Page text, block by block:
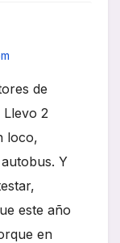
de
Llevo 2
loco,
Y
este año
en